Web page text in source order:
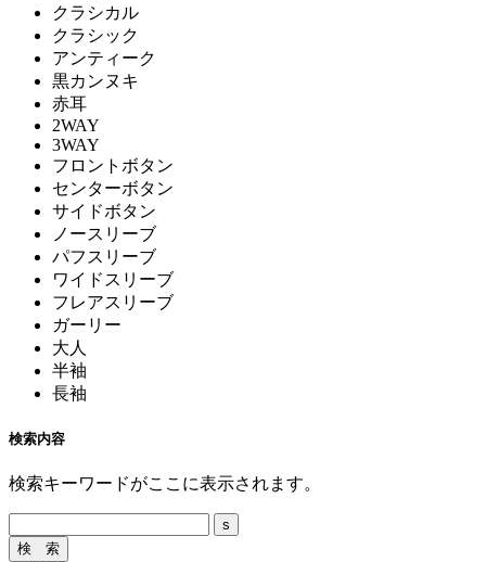
クラシカル
クラシック
アンティーク
黒カンヌキ
赤耳
2WAY
3WAY
フロントボタン
センターボタン
サイドボタン
ノースリーブ
パフスリーブ
ワイドスリーブ
フレアスリーブ
ガーリー
大人
半袖
長袖
検索内容
検索キーワードがここに表示されます。